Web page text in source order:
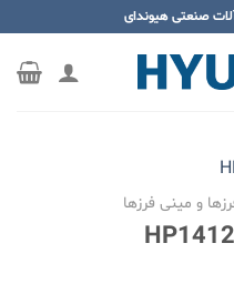
صنعتی هیوندای
و مینی فرزها